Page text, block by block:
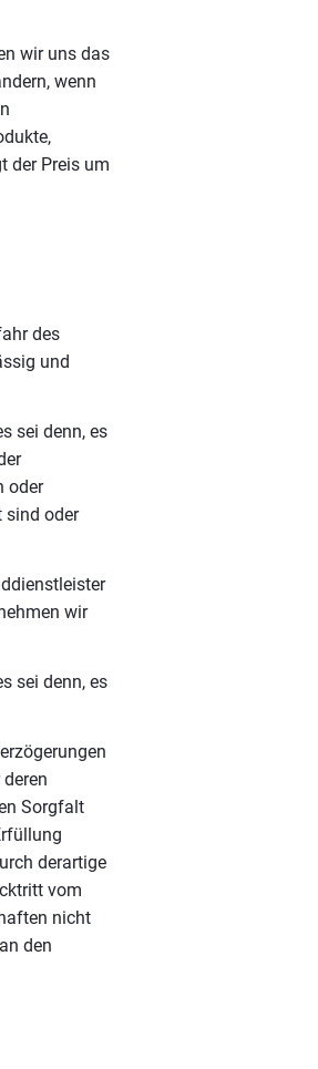
wir uns das
wenn
der Preis um
des
und
sei denn, es
oder
sind oder
wir
sei denn, es
Sorgfalt
derartige
vom
nicht
den